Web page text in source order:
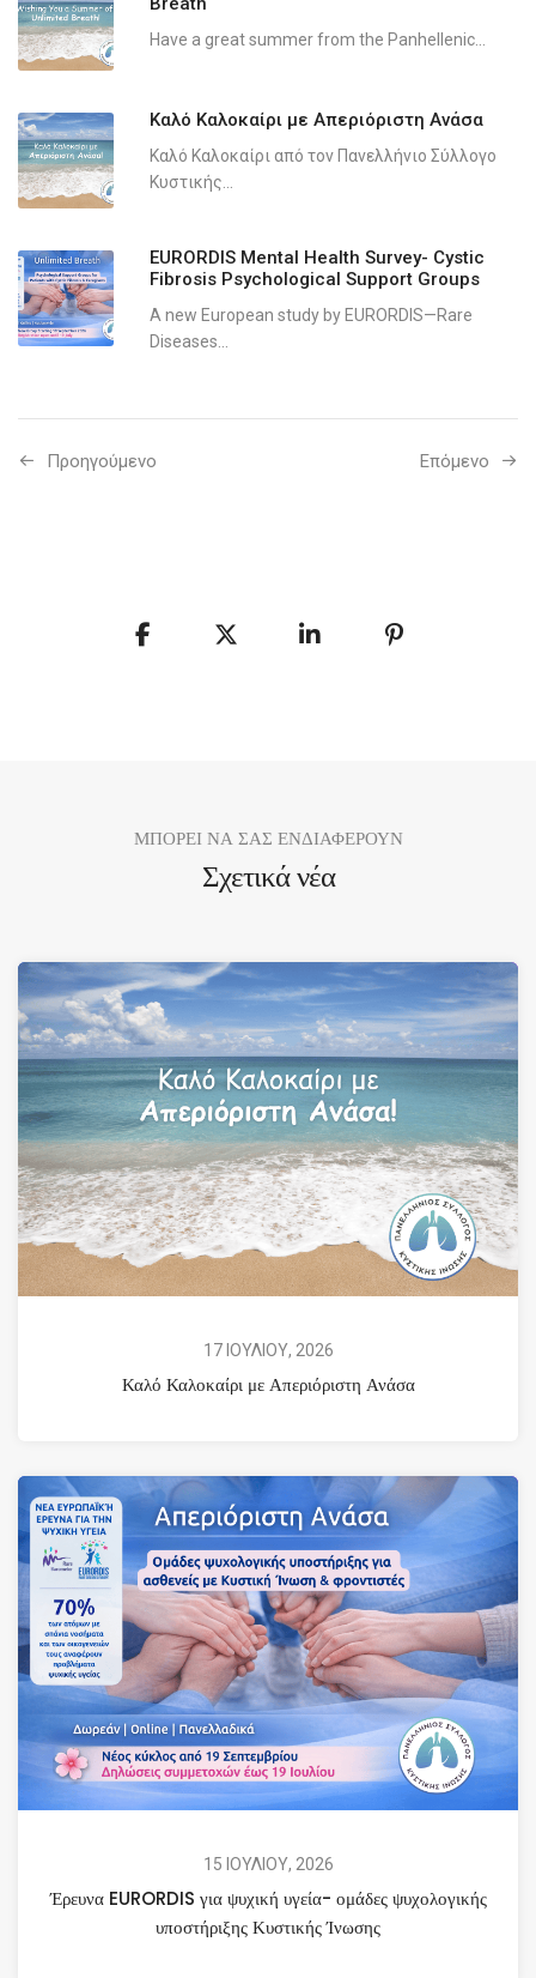
Have a great summer from the Panhellenic...
Καλό Καλοκαίρι με Απεριόριστη Ανάσα
Καλό Καλοκαίρι από τον Πανελλήνιο Σύλλογο
Κυστικής...
EURORDIS Mental Health Survey- Cystic
Fibrosis Psychological Support Groups
A new European study by EURORDIS—Rare
Diseases...
Προηγούμενo Επόμενο
ΜΠΟΡΕΙ ΝΑ ΣΑΣ ΕΝΔΙΑΦΕΡΟΥΝ
Σχετικά νέα
17 ΙΟΥΛΙΟΥ, 2026
Καλό Καλοκαίρι με Απεριόριστη Ανάσα
15 ΙΟΥΛΙΟΥ, 2026
Έρευνα EURORDIS για ψυχική υγεία- ομάδες ψυχολογικής
υποστήριξης Κυστικής Ίνωσης